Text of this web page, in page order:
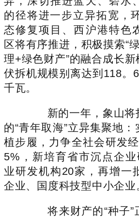
的径将进一步立异拓宽，
态修复项目、西沪港特色
区将有序推进，积极摸索“
理+绿色财产”的融合成长
伏拆机规模别离达到118。
千瓦。
新的一年，象山将
的“青年取海”立异集聚地
植步履，力争全社会研发经
5%，新培育省市沉点企
业研发机构20家，再增一
企业、国度科技型中小企业
将来财产的“种子”